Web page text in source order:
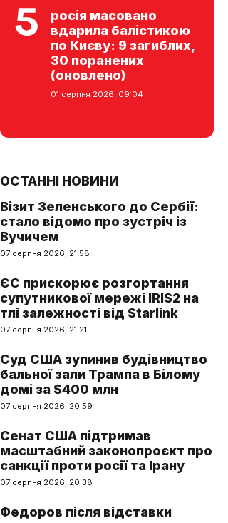
росія масовано
вдарила балістикою
по Києву: 9 загиблих,
30 поранених
(оновлено)
01 серпня 2026, 09:04
ОСТАННІ НОВИНИ
Візит Зеленського до Сербії:
стало відомо про зустріч із
Вучичем
07 серпня 2026, 21:58
ЄС прискорює розгортання
супутникової мережі IRIS2 на
тлі залежності від Starlink
07 серпня 2026, 21:21
Суд США зупинив будівництво
бальної зали Трампа в Білому
домі за $400 млн
07 серпня 2026, 20:59
Сенат США підтримав
масштабний законопроєкт про
санкції проти росії та Ірану
07 серпня 2026, 20:38
Федоров після відставки